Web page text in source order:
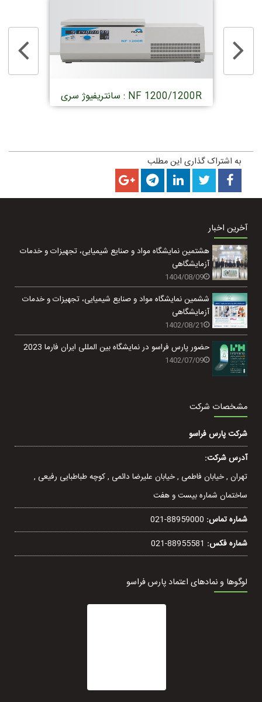
سانتريفيوژ سری : NF 1200/1200R
به اشتراک گذاری این مطلب
آخرین اخبار
هشتمین نمایشگاه مواد و صنایع شیمیایی، تجهیزات و خدمات
آزمایشگاهی
1404/08/09
ششمین نمایشگاه مواد و صنایع شیمیایی، تجهیزات و خدمات
آزمایشگاهی
1402/08/21
حضور پارس فراسو در نمایشگاه بین المللی ایران فارما 2023
1402/07/09
مشخصات شرکت
شرکت پارس فراسو
آدرس شرکت:
تهران , خيابان فاطمی , خیابان عليرضا دائمی , کوچه طباطبایی رفيعی ,
ساختمان شماره بیست و هفت
شماره تماس: 021-88959000
شماره فکس: 021-88955581
لوگوها و نمادهای اعتماد پارس فراسو